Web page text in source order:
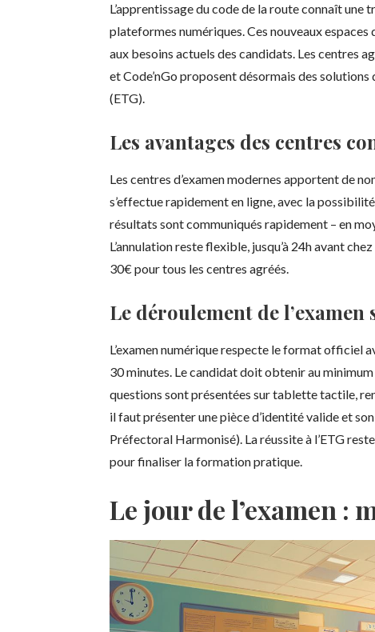
L’apprentissage du code de la route connaît une
plateformes numériques. Ces nouveaux
aux besoins actuels des candidats. Les centres
et Code’nGo proposent désormais des
(ETG).
Les avantages des centres
Les centres d’examen modernes apportent de
s’effectue rapidement en ligne, avec la
résultats sont communiqués rapidement – en
L’annulation reste flexible, jusqu’à 24h avant
30€ pour tous les centres agréés.
Le déroulement de
L’examen numérique respecte le format officiel
30 minutes. Le candidat doit obtenir au
questions sont présentées sur tablette tactile,
il faut présenter une pièce d’identité valide et
Préfectoral Harmonisé). La réussite à l’ETG
pour finaliser la formation pratique.
Le jour de l’examen :